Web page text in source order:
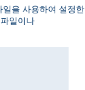
일을 사용하여 설정한
파일이나